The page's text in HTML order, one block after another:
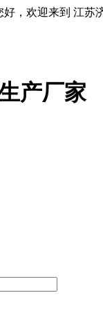
好，欢迎来到 江苏
产厂家